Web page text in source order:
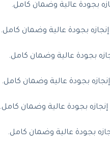
بجودة عالية وضمان كامل.
بجودة عالية وضمان كامل.
بجودة عالية وضمان كامل.
بجودة عالية وضمان كامل.
بجودة عالية وضمان كامل.
بجودة عالية وضمان كامل.